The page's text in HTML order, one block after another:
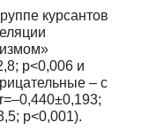
курсантов
p<0,006 и
– с
p<0,001).